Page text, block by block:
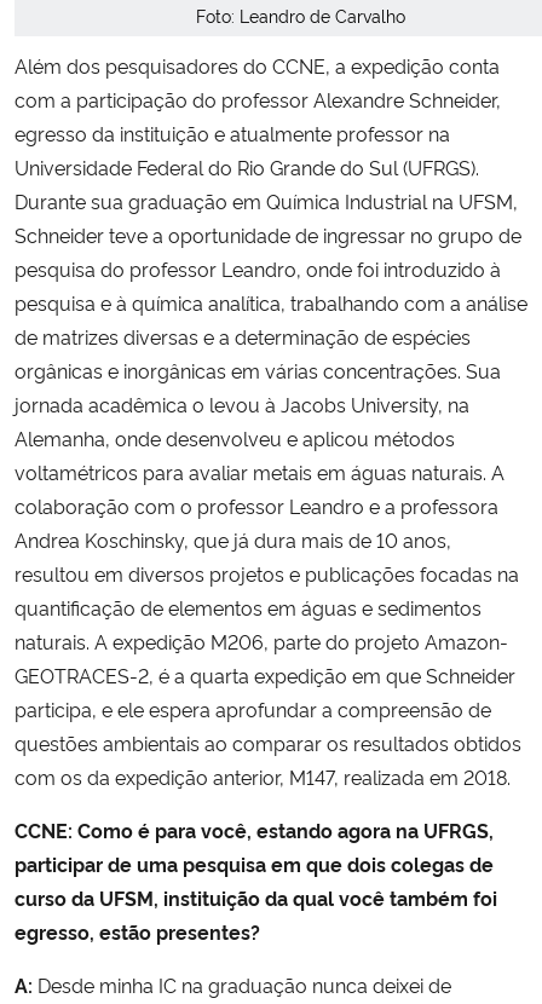
Foto: Leandro de Carvalho
Além dos pesquisadores do CCNE, a expedição conta
com a participação do professor Alexandre Schneider,
egresso da instituição e atualmente professor na
Universidade Federal do Rio Grande do Sul (UFRGS).
Durante sua graduação em Química Industrial na UFSM,
Schneider teve a oportunidade de ingressar no grupo de
pesquisa do professor Leandro, onde foi introduzido à
pesquisa e à química analítica, trabalhando com a análise
de matrizes diversas e a determinação de espécies
orgânicas e inorgânicas em várias concentrações. Sua
jornada acadêmica o levou à Jacobs University, na
Alemanha, onde desenvolveu e aplicou métodos
voltamétricos para avaliar metais em águas naturais. A
colaboração com o professor Leandro e a professora
Andrea Koschinsky, que já dura mais de 10 anos,
resultou em diversos projetos e publicações focadas na
quantificação de elementos em águas e sedimentos
naturais. A expedição M206, parte do projeto Amazon-
GEOTRACES-2, é a quarta expedição em que Schneider
participa, e ele espera aprofundar a compreensão de
questões ambientais ao comparar os resultados obtidos
com os da expedição anterior, M147, realizada em 2018.
CCNE: Como é para você, estando agora na UFRGS,
participar de uma pesquisa em que dois colegas de
curso da UFSM, instituição da qual você também foi
egresso, estão presentes?
A: Desde minha IC na graduação nunca deixei de